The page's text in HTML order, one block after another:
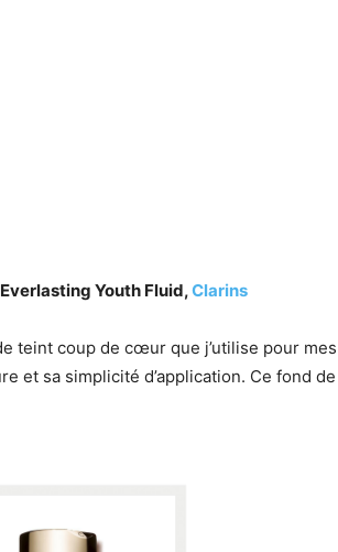
Youth Fluid,Clarins
teint coup de cœur que j’utilise pour
et sa simplicité d’application. Ce fond